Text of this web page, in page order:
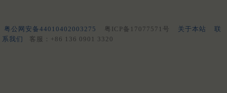
粤公网安备44010402003275 粤ICP备17077571号 关于本站
联
系我们
客服：+86 136 0901 3320